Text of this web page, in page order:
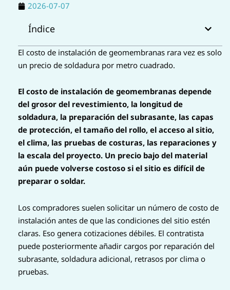
2026-07-07
Índice
El costo de instalación de geomembranas rara vez es solo
un precio de soldadura por metro cuadrado.
El costo de instalación de geomembranas depende
del grosor del revestimiento, la longitud de
soldadura, la preparación del subrasante, las capas
de protección, el tamaño del rollo, el acceso al sitio,
el clima, las pruebas de costuras, las reparaciones y
la escala del proyecto. Un precio bajo del material
aún puede volverse costoso si el sitio es difícil de
preparar o soldar.
Los compradores suelen solicitar un número de costo de
instalación antes de que las condiciones del sitio estén
claras. Eso genera cotizaciones débiles. El contratista
puede posteriormente añadir cargos por reparación del
subrasante, soldadura adicional, retrasos por clima o
pruebas.